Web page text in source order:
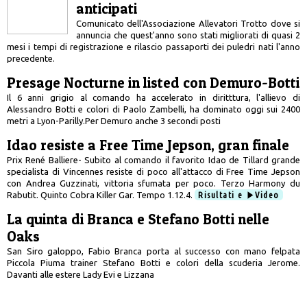
anticipati
Comunicato dell'Associazione Allevatori Trotto dove si
annuncia che quest'anno sono stati migliorati di quasi 2
mesi i tempi di registrazione e rilascio passaporti dei puledri nati l'anno
precedente.
Presage Nocturne in listed con Demuro-Botti
Il 6 anni grigio al comando ha accelerato in diritttura, l'allievo di
Alessandro Botti e colori di Paolo Zambelli, ha dominato oggi sui 2400
metri a Lyon-Parilly.Per Demuro anche 3 secondi posti
Idao resiste a Free Time Jepson, gran finale
Prix René Balliere- Subito al comando il favorito Idao de Tillard grande
specialista di Vincennes resiste di poco all'attacco di Free Time Jepson
con Andrea Guzzinati, vittoria sfumata per poco. Terzo Harmony du
Rabutit. Quinto Cobra Killer Gar. Tempo 1.12.4.
Risultati e Video
La quinta di Branca e Stefano Botti nelle
Oaks
San Siro galoppo, Fabio Branca porta al successo con mano felpata
Piccola Piuma trainer Stefano Botti e colori della scuderia Jerome.
Davanti alle estere Lady Evi e Lizzana